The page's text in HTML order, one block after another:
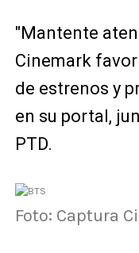
"Mantente
Cinemark
de estrenos y
en su portal,
PTD.
Foto: Captura